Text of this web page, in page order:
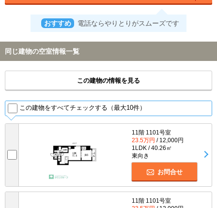
おすすめ 電話ならやりとりがスムーズです
同じ建物の空室情報一覧
この建物の情報を見る
この建物をすべてチェックする（最大10件）
11階 1101号室
23.5万円 / 12,000円
1LDK / 40.26㎡
東向き
お問合せ
11階 1101号室